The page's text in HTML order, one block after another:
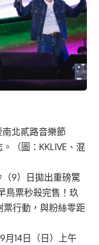
南北貳路音樂節
（圖：KKLIVE、混
（9）日拋出重磅驚
鳥票秒殺完售！玖
票行動，與粉絲零距
月14日（日）上午